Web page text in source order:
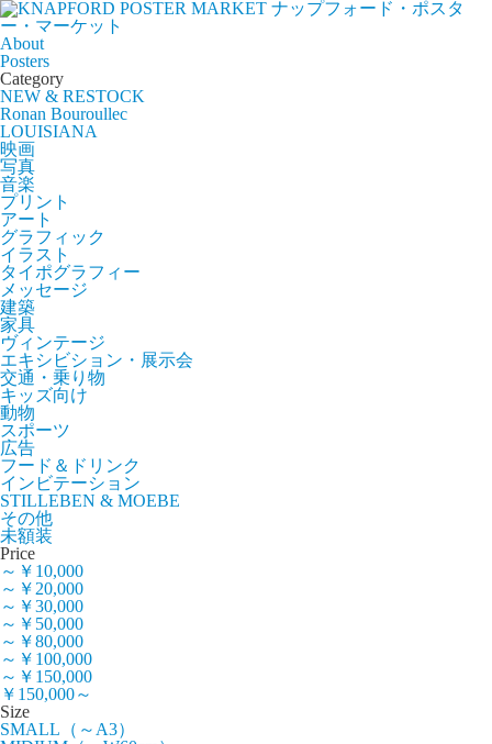
ナップフォード・ポスタ
ー・マーケット
About
Posters
Category
NEW & RESTOCK
Ronan Bouroullec
LOUISIANA
映画
写真
音楽
プリント
アート
グラフィック
イラスト
タイポグラフィー
メッセージ
建築
家具
ヴィンテージ
エキシビション・展示会
交通・乗り物
キッズ向け
動物
スポーツ
広告
フード＆ドリンク
インビテーション
STILLEBEN & MOEBE
その他
未額装
Price
～￥10,000
～￥20,000
～￥30,000
～￥50,000
～￥80,000
～￥100,000
～￥150,000
￥150,000～
Size
SMALL（～A3）